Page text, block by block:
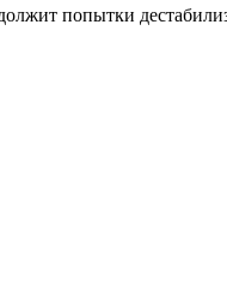
попытки